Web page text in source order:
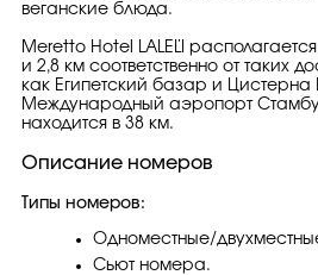
веганские блюда.
Meretto Hotel LALELİ
и 2,8 км соответственно от таких
как Египетский базар и Цистерна
Международный аэропорт
находится в 38 км.
Описание номеров
Типы номеров:
Одноместные/
Сьют номера.